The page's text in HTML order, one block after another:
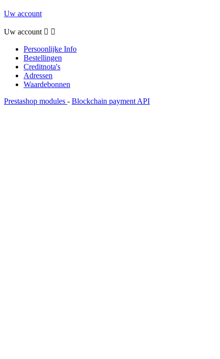
Uw account
Uw account  
Persoonlijke Info
Bestellingen
Creditnota's
Adressen
Waardebonnen
Prestashop modules - Blockchain payment API